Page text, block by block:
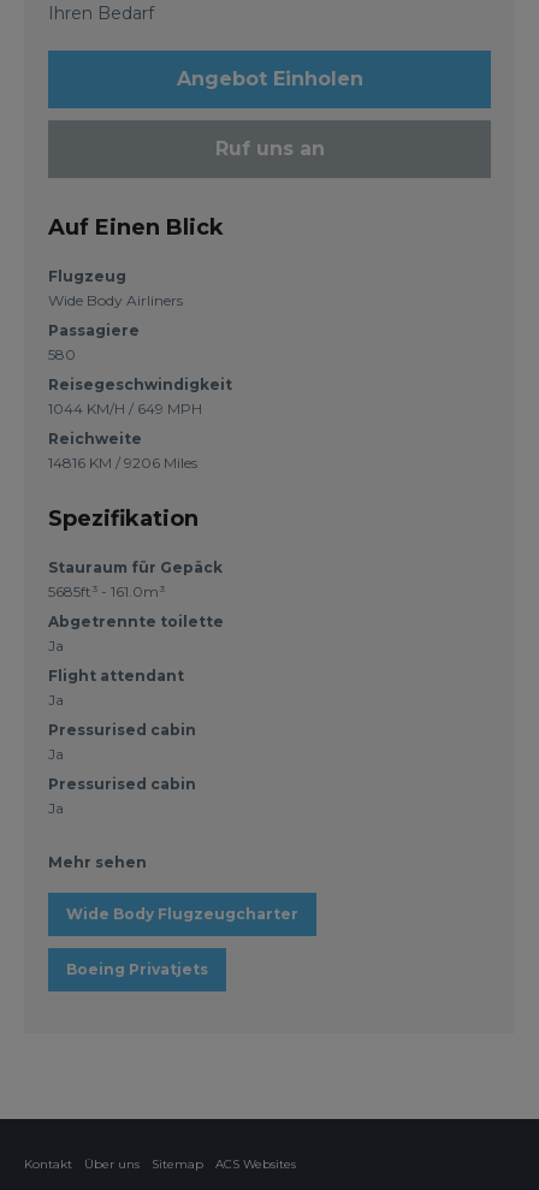
Ihren Bedarf
Angebot Einholen
Ruf uns an
Auf Einen Blick
Flugzeug
Wide Body Airliners
Passagiere
580
Reisegeschwindigkeit
1044 KM/H / 649 MPH
Reichweite
14816 KM / 9206 Miles
Spezifikation
Stauraum für Gepäck
5685ft³ - 161.0m³
Abgetrennte toilette
Ja
Flight attendant
Ja
Pressurised cabin
Ja
Pressurised cabin
Ja
Mehr sehen
Wide Body Flugzeugcharter
Boeing Privatjets
Kontakt Über uns Sitemap
ACS Websites